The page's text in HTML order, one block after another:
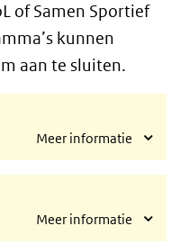
of Samen Sportief
kunnen
aan te sluiten.
Meer informatie
Meer informatie